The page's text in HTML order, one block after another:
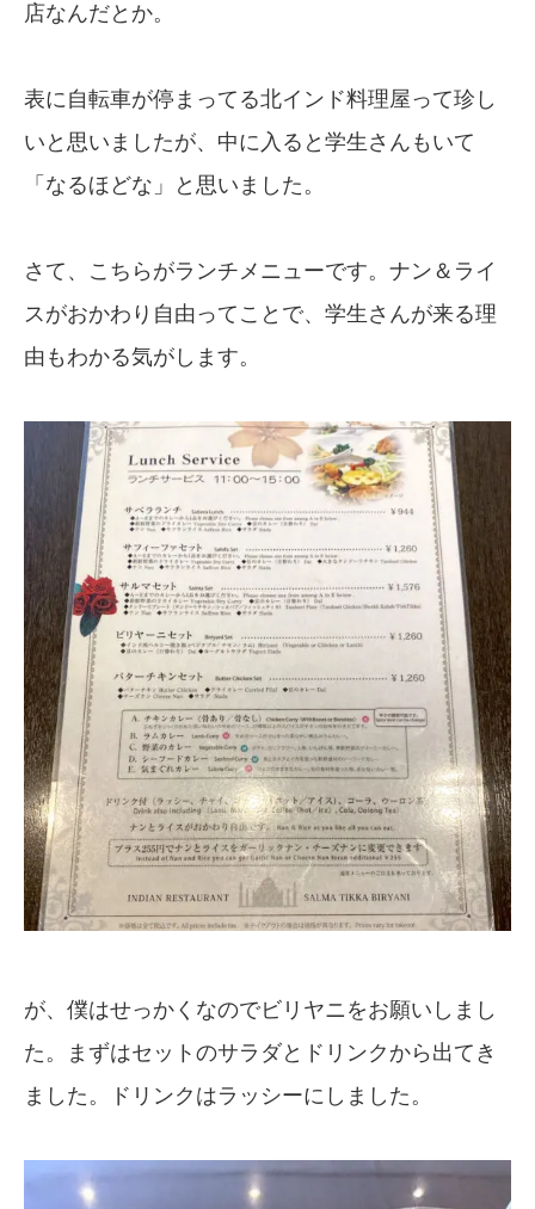
店なんだとか。
表に自転車が停まってる北インド料理屋って珍し
いと思いましたが、中に入ると学生さんもいて
「なるほどな」と思いました。
さて、こちらがランチメニューです。ナン＆ライ
スがおかわり自由ってことで、学生さんが来る理
由もわかる気がします。
が、僕はせっかくなのでビリヤニをお願いしまし
た。まずはセットのサラダとドリンクから出てき
ました。ドリンクはラッシーにしました。